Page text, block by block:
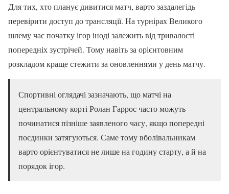
Для тих, хто планує дивитися матч, варто заздалегідь
перевірити доступ до трансляції. На турнірах Великого
шлему час початку ігор іноді залежить від тривалості
попередніх зустрічей. Тому навіть за орієнтовним
розкладом краще стежити за оновленнями у день матчу.
Спортивні оглядачі зазначають, що матчі на
центральному корті Ролан Гаррос часто можуть
починатися пізніше заявленого часу, якщо попередні
поєдинки затягуються. Саме тому вболівальникам
варто орієнтуватися не лише на годину старту, а й на
порядок ігор.